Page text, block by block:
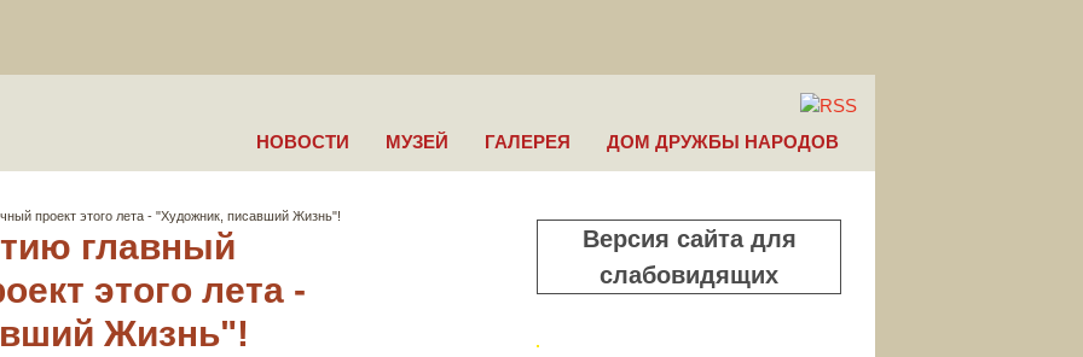
НОВОСТИ МУЗЕЙ ГАЛЕРЕЯ ДОМ ДРУЖБЫ НАРОДОВ
проект этого лета - "Художник, писавший Жизнь"!
главный
этого лета -
Жизнь"!
Версия сайта для
слабовидящих